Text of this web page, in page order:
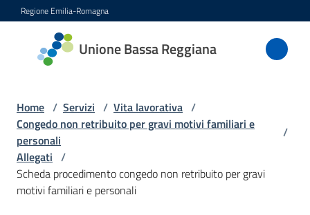
Vai al contenuto
Vai alla navigazione
Vai al footer
Regione Emilia-Romagna
Unione Bassa Reggiana
Unione
Bassa
Amministrazione
Novità
Home / Servizi / Vita lavorativa /
Congedo non retribuito per gravi motivi familiari e
personali
/
Allegati /
Scheda procedimento congedo non retribuito per gravi
motivi familiari e personali